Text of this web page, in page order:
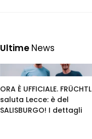
Ultime News
ORA È UFFICIALE. FRÜCHTL
saluta Lecce: è del
SALISBURGO! I dettagli